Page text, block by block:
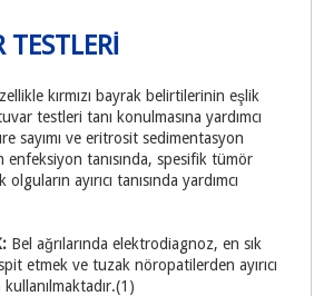
TESTLERİ
kırmızı bayrak belirtilerinin eşlik
testleri tanı konulmasına yardımcı
ve eritrosit sedimentasyon
enfeksiyon tanısında, spesifik tümör
ayırıcı tanısında yardımcı
Bel ağrılarında elektrodiagnoz, en sık
etmek ve tuzak nöropatilerden ayırıcı
kullanılmaktadır.(1)